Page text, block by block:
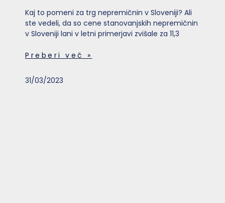
Kaj to pomeni za trg nepremičnin v Sloveniji? Ali
ste vedeli, da so cene stanovanjskih nepremičnin
v Sloveniji lani v letni primerjavi zvišale za 11,3
Preberi več »
31/03/2023